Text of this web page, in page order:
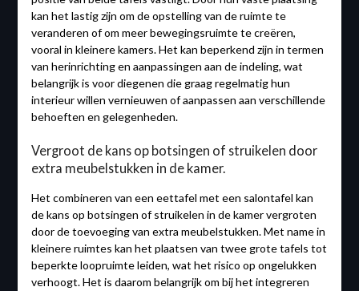
kan het lastig zijn om de opstelling van de ruimte te
veranderen of om meer bewegingsruimte te creëren,
vooral in kleinere kamers. Het kan beperkend zijn in termen
van herinrichting en aanpassingen aan de indeling, wat
belangrijk is voor diegenen die graag regelmatig hun
interieur willen vernieuwen of aanpassen aan verschillende
behoeften en gelegenheden.
Vergroot de kans op botsingen of struikelen door
extra meubelstukken in de kamer.
Het combineren van een eettafel met een salontafel kan
de kans op botsingen of struikelen in de kamer vergroten
door de toevoeging van extra meubelstukken. Met name in
kleinere ruimtes kan het plaatsen van twee grote tafels tot
beperkte loopruimte leiden, wat het risico op ongelukken
verhoogt. Het is daarom belangrijk om bij het integreren